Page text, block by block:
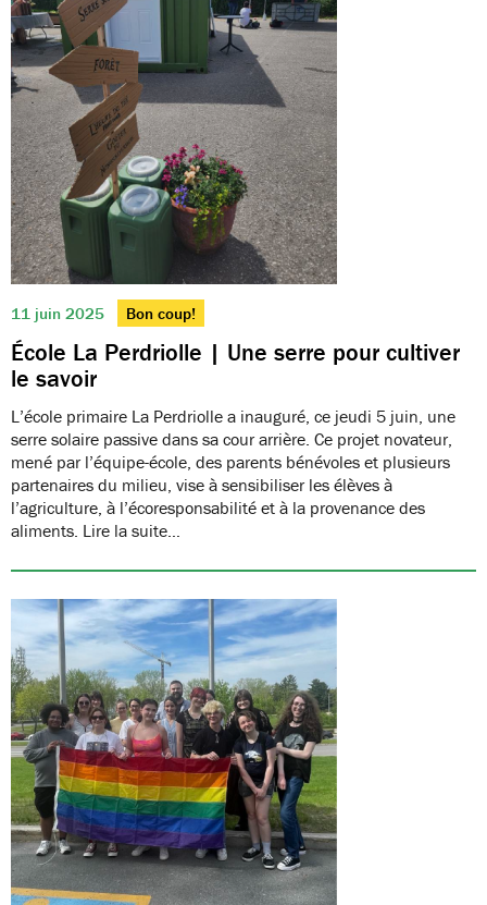
11 juin 2025 Bon coup!
École La Perdriolle | Une serre pour cultiver
le savoir
L’école primaire La Perdriolle a inauguré, ce jeudi 5 juin, une
serre solaire passive dans sa cour arrière. Ce projet novateur,
mené par l’équipe-école, des parents bénévoles et plusieurs
partenaires du milieu, vise à sensibiliser les élèves à
l’agriculture, à l’écoresponsabilité et à la provenance des
aliments. Lire la suite…